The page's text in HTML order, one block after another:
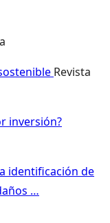
Revista
inversión?
identificación de
…